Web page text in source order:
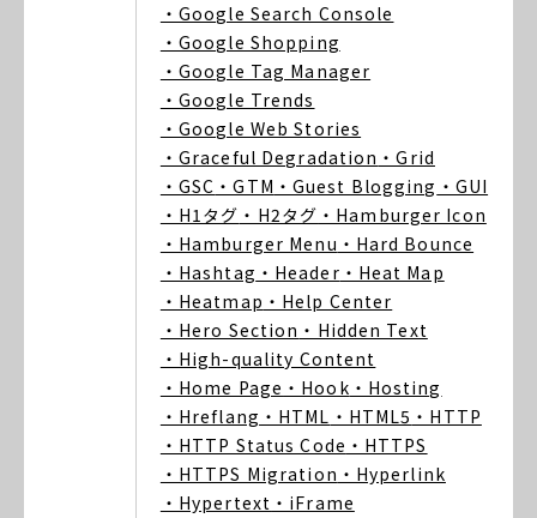
・Google Search Console
・Google Shopping
・Google Tag Manager
・Google Trends
・Google Web Stories
・Graceful Degradation ・Grid
・GSC ・GTM ・Guest Blogging ・GUI
・H1タグ ・H2タグ ・Hamburger Icon
・Hamburger Menu ・Hard Bounce
・Hashtag ・Header ・Heat Map
・Heatmap ・Help Center
・Hero Section ・Hidden Text
・High-quality Content
・Home Page ・Hook ・Hosting
・Hreflang ・HTML ・HTML5 ・HTTP
・HTTP Status Code ・HTTPS
・HTTPS Migration ・Hyperlink
・Hypertext ・iFrame